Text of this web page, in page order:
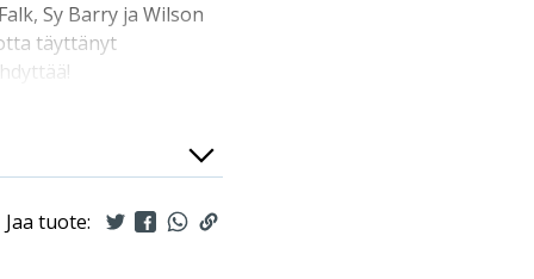
Sy Barry ja Wilson
täyttänyt
Jaa tuote: